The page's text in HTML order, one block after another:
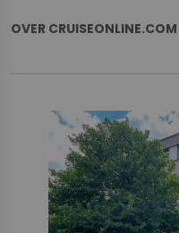
OVER CRUISEONLINE.COM